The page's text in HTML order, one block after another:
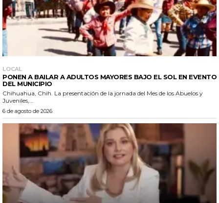
LOCAL
PONEN A BAILAR A ADULTOS MAYORES BAJO EL SOL EN EVENTO
DEL MUNICIPIO
Chihuahua, Chih. La presentación de la jornada del Mes de los Abuelos y
Juveniles,...
6 de agosto de 2026